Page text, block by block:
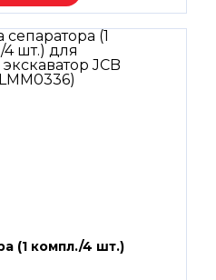
(1 компл./4 шт.)